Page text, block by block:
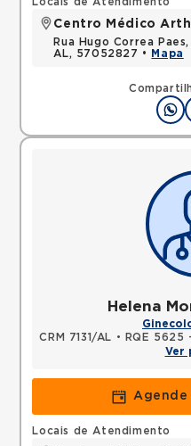
Centro Médico
Rua Hugo Correa
AL, 57052827 •
Mapa
Helena
CRM 7131/AL • RQE 5625
Ver
Agende
Locais de Atendimento